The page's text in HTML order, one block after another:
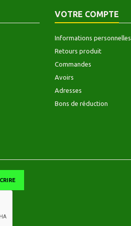
VOTRE COMPTE
Informations personnelles
Retours produit
Commandes
Avoirs
Adresses
Bons de réduction